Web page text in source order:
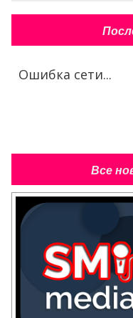
Ошибка сети...
Все